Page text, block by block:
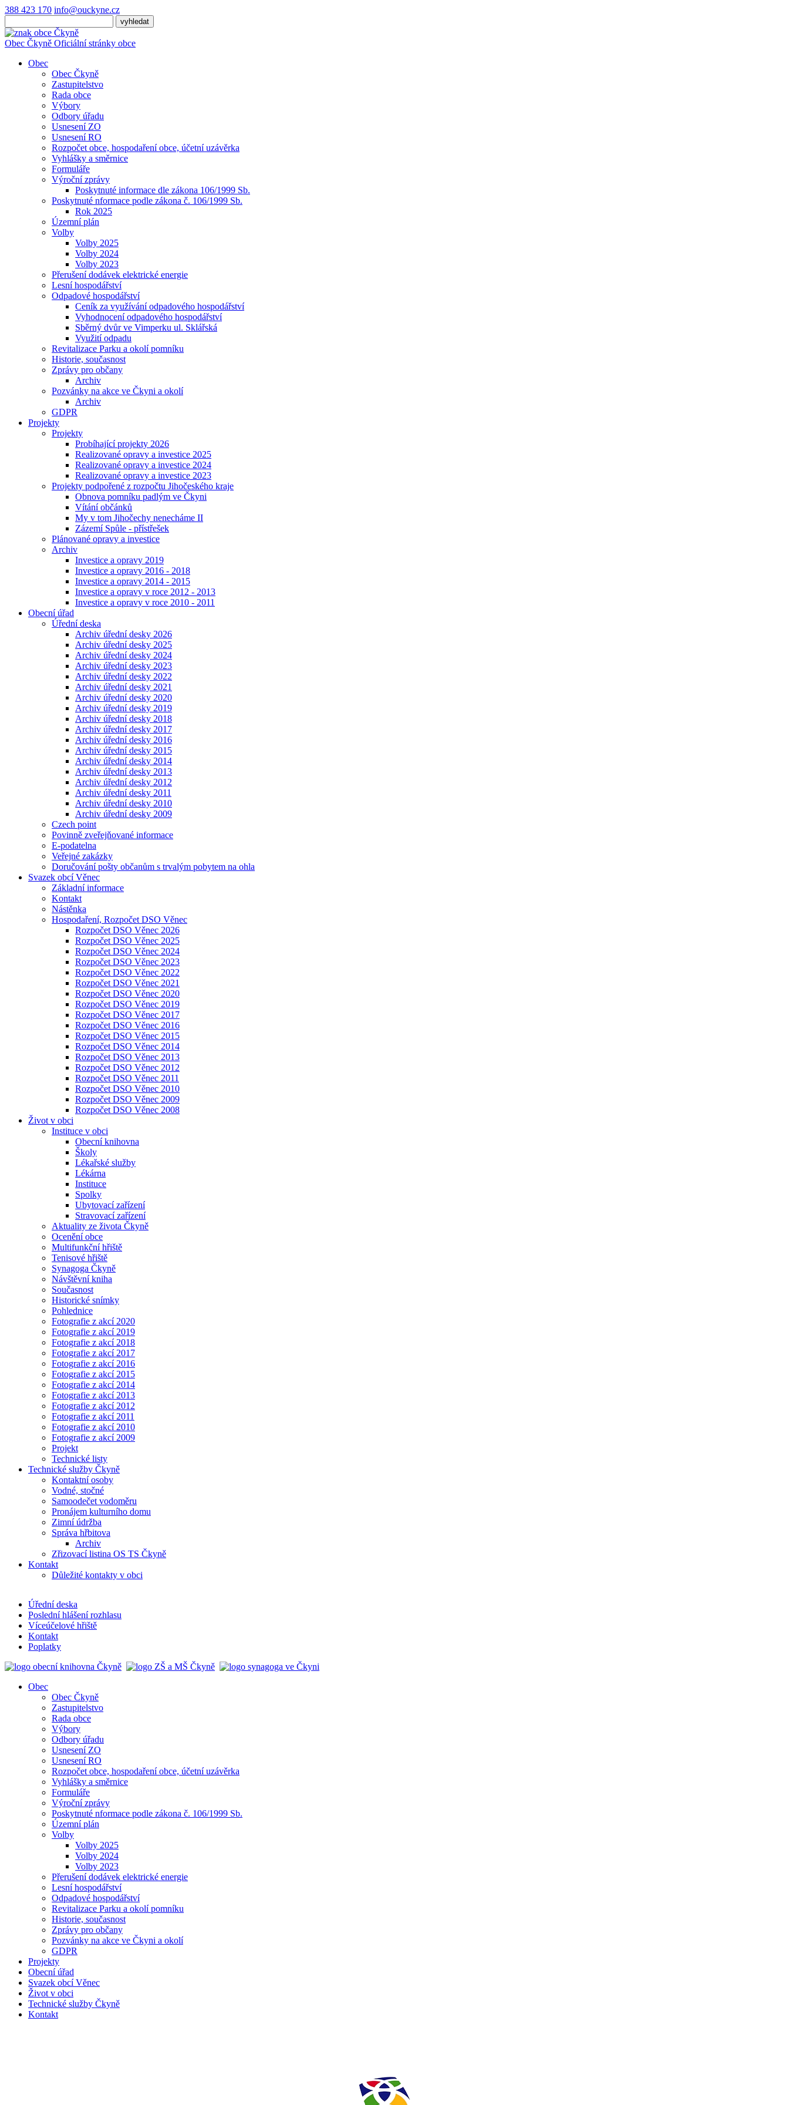
388 423 170 info@ouckyne.cz
Obec Čkyně Oficiální stránky obce
Obec
Obec Čkyně
Zastupitelstvo
Rada obce
Výbory
Odbory úřadu
Usnesení ZO
Usnesení RO
Rozpočet obce, hospodaření obce, účetní uzávěrka
Vyhlášky a směrnice
Formuláře
Výroční zprávy
Poskytnuté informace dle zákona 106/1999 Sb.
Poskytnuté nformace podle zákona č. 106/1999 Sb.
Rok 2025
Územní plán
Volby
Volby 2025
Volby 2024
Volby 2023
Přerušení dodávek elektrické energie
Lesní hospodářství
Odpadové hospodářství
Ceník za využívání odpadového hospodářství
Vyhodnocení odpadového hospodářství
Sběrný dvůr ve Vimperku ul. Sklářská
Využití odpadu
Revitalizace Parku a okolí pomníku
Historie, současnost
Zprávy pro občany
Archiv
Pozvánky na akce ve Čkyni a okolí
Archiv
GDPR
Projekty
Projekty
Probíhající projekty 2026
Realizované opravy a investice 2025
Realizované opravy a investice 2024
Realizované opravy a investice 2023
Projekty podpořené z rozpočtu Jihočeského kraje
Obnova pomníku padlým ve Čkyni
Vítání občánků
My v tom Jihočechy nenecháme II
Zázemí Spůle - přístřešek
Plánované opravy a investice
Archiv
Investice a opravy 2019
Investice a opravy 2016 - 2018
Investice a opravy 2014 - 2015
Investice a opravy v roce 2012 - 2013
Investice a opravy v roce 2010 - 2011
Obecní úřad
Úřední deska
Archiv úřední desky 2026
Archiv úřední desky 2025
Archiv úřední desky 2024
Archiv úřední desky 2023
Archiv úřední desky 2022
Archiv úřední desky 2021
Archiv úřední desky 2020
Archiv úřední desky 2019
Archiv úřední desky 2018
Archiv úřední desky 2017
Archiv úřední desky 2016
Archiv úřední desky 2015
Archiv úřední desky 2014
Archiv úřední desky 2013
Archiv úřední desky 2012
Archiv úřední desky 2011
Archiv úřední desky 2010
Archiv úřední desky 2009
Czech point
Povinně zveřejňované informace
E-podatelna
Veřejné zakázky
Doručování pošty občanům s trvalým pobytem na ohla
Svazek obcí Věnec
Základní informace
Kontakt
Nástěnka
Hospodaření, Rozpočet DSO Věnec
Rozpočet DSO Věnec 2026
Rozpočet DSO Věnec 2025
Rozpočet DSO Věnec 2024
Rozpočet DSO Věnec 2023
Rozpočet DSO Věnec 2022
Rozpočet DSO Věnec 2021
Rozpočet DSO Věnec 2020
Rozpočet DSO Věnec 2019
Rozpočet DSO Věnec 2017
Rozpočet DSO Věnec 2016
Rozpočet DSO Věnec 2015
Rozpočet DSO Věnec 2014
Rozpočet DSO Věnec 2013
Rozpočet DSO Věnec 2012
Rozpočet DSO Věnec 2011
Rozpočet DSO Věnec 2010
Rozpočet DSO Věnec 2009
Rozpočet DSO Věnec 2008
Život v obci
Instituce v obci
Obecní knihovna
Školy
Lékařské služby
Lékárna
Instituce
Spolky
Ubytovací zařízení
Stravovací zařízení
Aktuality ze života Čkyně
Ocenění obce
Multifunkční hřiště
Tenisové hřiště
Synagoga Čkyně
Návštěvní kniha
Současnost
Historické snímky
Pohlednice
Fotografie z akcí 2020
Fotografie z akcí 2019
Fotografie z akcí 2018
Fotografie z akcí 2017
Fotografie z akcí 2016
Fotografie z akcí 2015
Fotografie z akcí 2014
Fotografie z akcí 2013
Fotografie z akcí 2012
Fotografie z akcí 2011
Fotografie z akcí 2010
Fotografie z akcí 2009
Projekt
Technické listy
Technické služby Čkyně
Kontaktní osoby
Vodné, stočné
Samoodečet vodoměru
Pronájem kulturního domu
Zimní údržba
Správa hřbitova
Archiv
Zřizovací listina OS TS Čkyně
Kontakt
Důležité kontakty v obci
Úřední deska
Poslední hlášení rozhlasu
Víceúčelové hřiště
Kontakt
Poplatky
Obec
Obec Čkyně
Zastupitelstvo
Rada obce
Výbory
Odbory úřadu
Usnesení ZO
Usnesení RO
Rozpočet obce, hospodaření obce, účetní uzávěrka
Vyhlášky a směrnice
Formuláře
Výroční zprávy
Poskytnuté nformace podle zákona č. 106/1999 Sb.
Územní plán
Volby
Volby 2025
Volby 2024
Volby 2023
Přerušení dodávek elektrické energie
Lesní hospodářství
Odpadové hospodářství
Revitalizace Parku a okolí pomníku
Historie, současnost
Zprávy pro občany
Pozvánky na akce ve Čkyni a okolí
GDPR
Projekty
Obecní úřad
Svazek obcí Věnec
Život v obci
Technické služby Čkyně
Kontakt